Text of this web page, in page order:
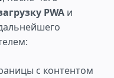
PWA и
с контентом